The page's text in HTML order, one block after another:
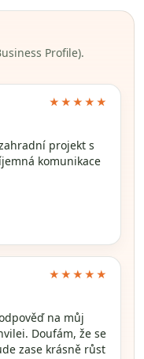
Profile).
★★★★★
projekt s
komunikace
★★★★★
na můj
Doufám, že se
zase krásně růst